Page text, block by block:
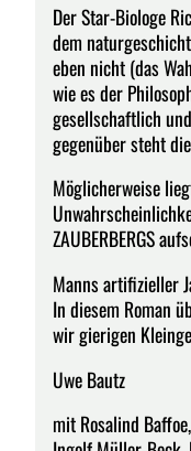
Der Star-Biologe
dem
eben nicht (das
wie es der
gesellschaftlich
gegenüber steht
Möglicherweise
ZAUBERBERGS
Manns artifizieller
In diesem Roman
wir gierigen
Uwe Bautz
mit Rosalind